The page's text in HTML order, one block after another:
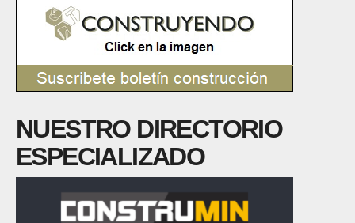
NUESTRO DIRECTORIO
ESPECIALIZADO